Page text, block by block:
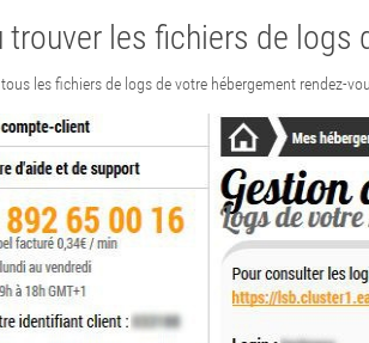
trouver les fichiers de logs
les fichiers de logs de votre hébergement rendez-